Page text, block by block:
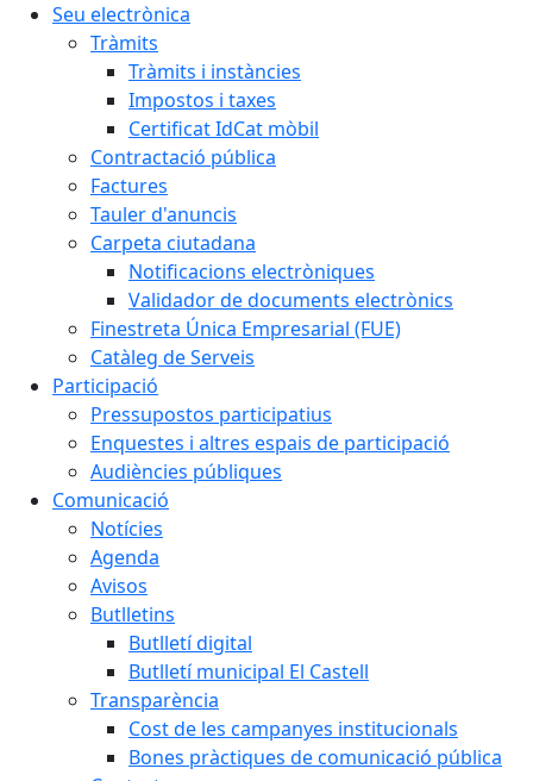
Seu electrònica
Tràmits
Tràmits i instàncies
Impostos i taxes
Certificat IdCat mòbil
Contractació pública
Factures
Tauler d'anuncis
Carpeta ciutadana
Notificacions electròniques
Validador de documents electrònics
Finestreta Única Empresarial (FUE)
Catàleg de Serveis
Participació
Pressupostos participatius
Enquestes i altres espais de participació
Audiències públiques
Comunicació
Notícies
Agenda
Avisos
Butlletins
Butlletí digital
Butlletí municipal El Castell
Transparència
Cost de les campanyes institucionals
Bones pràctiques de comunicació pública